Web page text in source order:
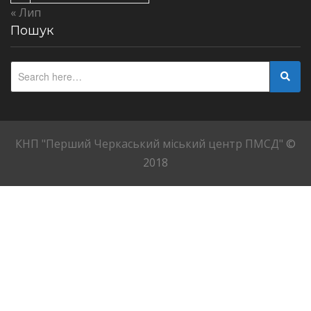
« Лип
Пошук
КНП "Перший Черкаський міський центр ПМСД" ©
2018